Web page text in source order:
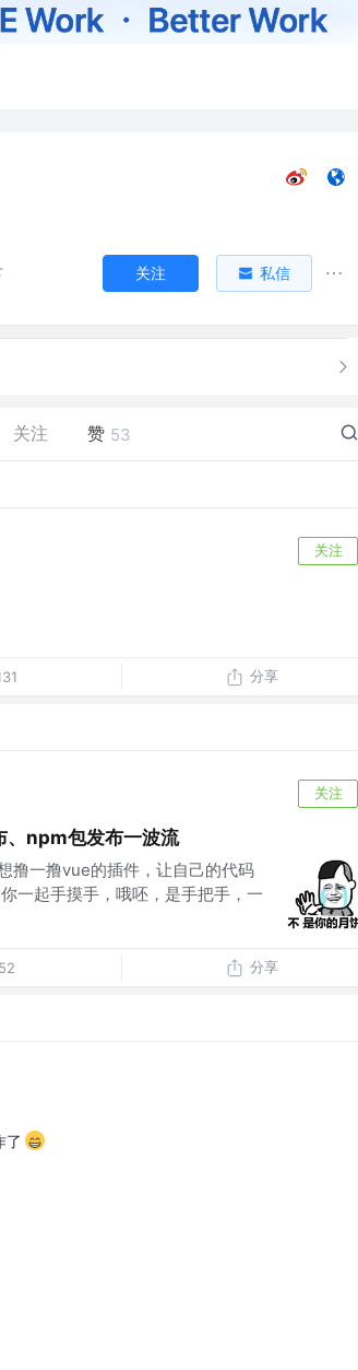
关注 私信
关注 赞 53
关注
分享
关注
npm包发布一波流
撸一撸vue的插件，让自己的代码
一起手摸手，哦呸，是手把手，一
52 分享
了